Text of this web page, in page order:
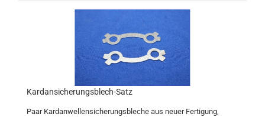
Kardansicherungsblech-Satz
Paar Kardanwellensicherungsbleche aus neuer Fertigung,